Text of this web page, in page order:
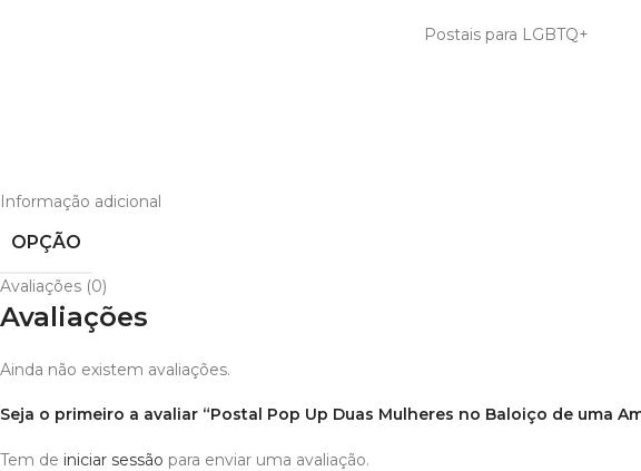
Postais para LGBTQ+
Informação adicional
OPÇÃO
Avaliações (0)
Avaliações
Ainda não existem avaliações.
Seja o primeiro a avaliar “Postal Pop Up Duas Mulheres no Baloiço de uma
Tem de iniciar sessão para enviar uma avaliação.